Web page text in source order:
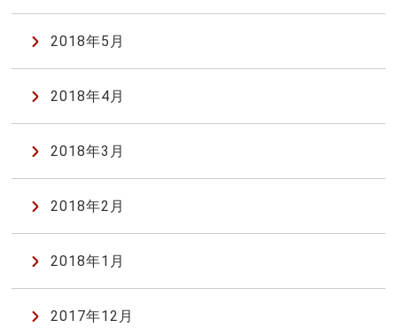
2018年5月
2018年4月
2018年3月
2018年2月
2018年1月
2017年12月